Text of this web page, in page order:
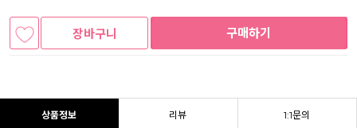
장바구니 구매하기
상품정보 리뷰 1:1문의